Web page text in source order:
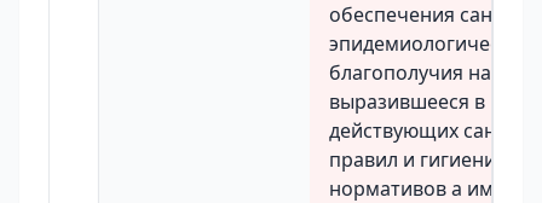
обеспечения
эпидемиологического
благополучия
выразившееся в
действующих
правил и
нормативов а